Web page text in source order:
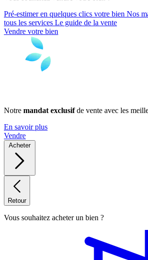
Pré-estimer en quelques clics votre bien Nos
tous les services Le guide de la vente
Vendre votre bien
Notre mandat exclusifde vente avec les
En savoir plus
Vendre
Acheter
Retour
Vous souhaitez acheter un bien ?